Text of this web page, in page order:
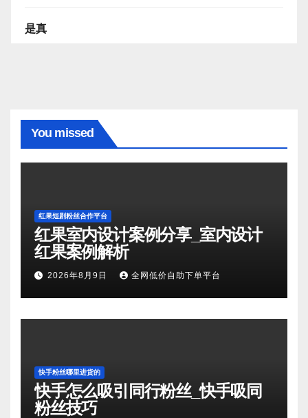
是真
You missed
红果短剧粉丝合作平台
红果室内设计案例分享_室内设计
红果案例解析
2026年8月9日 全网低价自助下单平台
快手粉丝哪里进货的
快手怎么吸引同行粉丝_快手吸同
粉丝技巧